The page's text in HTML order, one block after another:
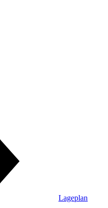
Lageplan